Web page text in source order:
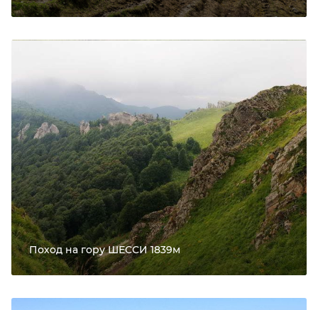
Поход на гору ШЕССИ 1839м